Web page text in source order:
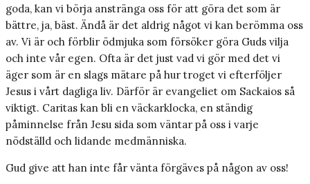
goda, kan vi börja anstränga oss för att göra det som är
bättre, ja, bäst. Ändå är det aldrig något vi kan berömma oss
av. Vi är och förblir ödmjuka som försöker göra Guds vilja
och inte vår egen. Ofta är det just vad vi gör med det vi
äger som är en slags mätare på hur troget vi efterföljer
Jesus i vårt dagliga liv. Därför är evangeliet om Sackaios så
viktigt. Caritas kan bli en väckarklocka, en ständig
påminnelse från Jesu sida som väntar på oss i varje
nödställd och lidande medmänniska.
Gud give att han inte får vänta förgäves på någon av oss!